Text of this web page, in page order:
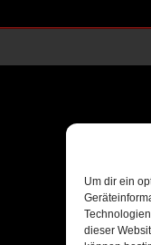
Um dir ein
dieser